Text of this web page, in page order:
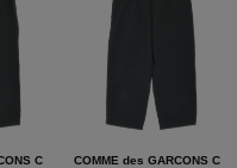
C
COMME des GARCONS C